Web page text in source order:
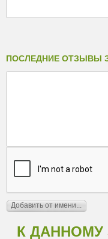
ПОСЛЕДНИЕ ОТЗЫВЫ
К